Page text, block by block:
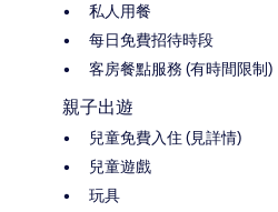
私人用餐
每日免費招待時段
客房餐點服務 (有時間限制)
親子出遊
兒童免費入住 (見詳情)
兒童遊戲
玩具